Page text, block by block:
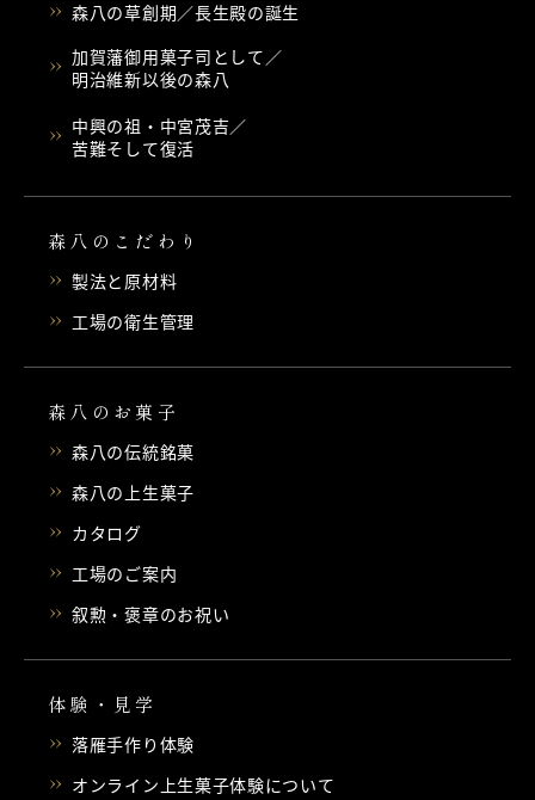
森八の草創期／長生殿の誕生
加賀藩御用菓子司として／
明治維新以後の森八
中興の祖・中宮茂吉／
苦難そして復活
森八のこだわり
製法と原材料
工場の衛生管理
森八のお菓子
森八の伝統銘菓
森八の上生菓子
カタログ
工場のご案内
叙勲・褒章のお祝い
体験・見学
落雁手作り体験
オンライン上生菓子体験について